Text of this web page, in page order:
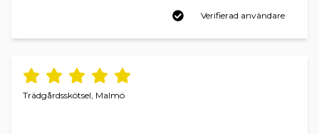
Verifierad användare
Trädgårdsskötsel, Malmö